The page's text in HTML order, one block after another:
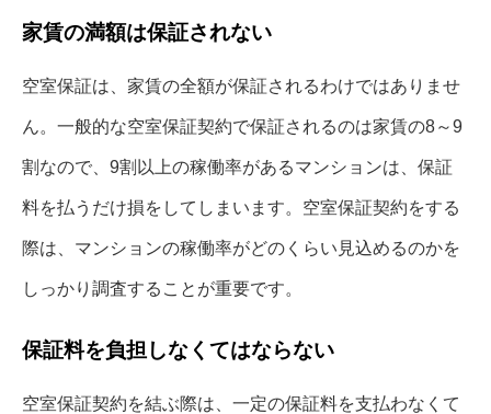
家賃の満額は保証されない
空室保証は、家賃の全額が保証されるわけではありませ
ん。一般的な空室保証契約で保証されるのは家賃の8～9
割なので、9割以上の稼働率があるマンションは、保証
料を払うだけ損をしてしまいます。空室保証契約をする
際は、マンションの稼働率がどのくらい見込めるのかを
しっかり調査することが重要です。
保証料を負担しなくてはならない
空室保証契約を結ぶ際は、一定の保証料を支払わなくて